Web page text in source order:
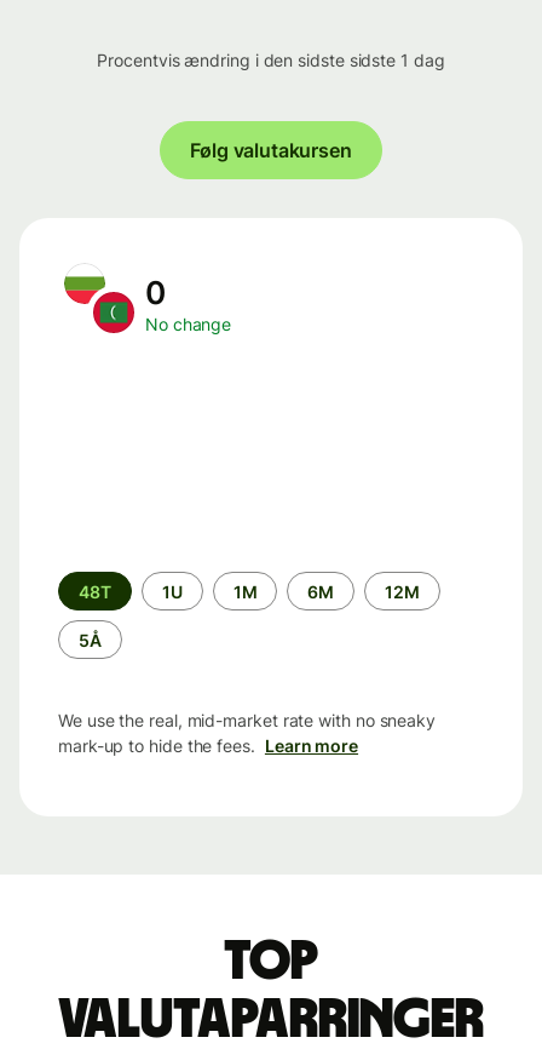
Procentvis ændring i den sidste sidste 1 dag
Følg valutakursen
0
No change
Time
period
48T 1U 1M 6M 12M
5Å
We use the real, mid-market rate with no sneaky
mark-up to hide the fees. Learn more
Top
valutaparringer